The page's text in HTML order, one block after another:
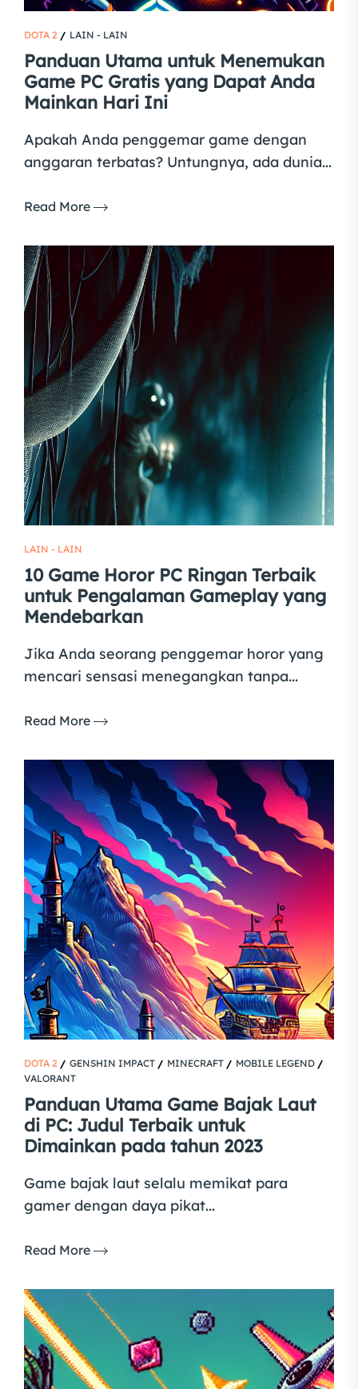
DOTA 2 LAIN - LAIN
Panduan Utama untuk Menemukan
Game PC Gratis yang Dapat Anda
Mainkan Hari Ini
Apakah Anda penggemar game dengan
anggaran terbatas? Untungnya, ada dunia...
Read More
LAIN - LAIN
10 Game Horor PC Ringan Terbaik
untuk Pengalaman Gameplay yang
Mendebarkan
Jika Anda seorang penggemar horor yang
mencari sensasi menegangkan tanpa...
Read More
DOTA 2 GENSHIN IMPACT MINECRAFT
MOBILE LEGEND
VALORANT
Panduan Utama Game Bajak Laut
di PC: Judul Terbaik untuk
Dimainkan pada tahun 2023
Game bajak laut selalu memikat para
gamer dengan daya pikat...
Read More